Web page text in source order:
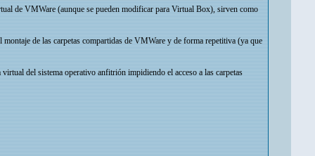
de VMWare (aunque se pueden modificar para Virtual Box), sirven como
de las carpetas compartidas de VMWare y de forma repetitiva (ya que
del sistema operativo anfitrión impidiendo el acceso a las carpetas